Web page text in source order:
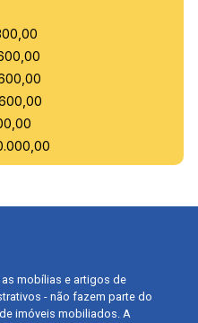
mobílias e artigos de
- não fazem parte do
imóveis mobiliados. A